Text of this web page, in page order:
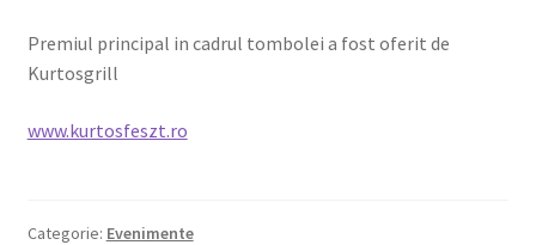
Premiul principal in cadrul tombolei a fost oferit de
Kurtosgrill
www.kurtosfeszt.ro
Categorie: Evenimente